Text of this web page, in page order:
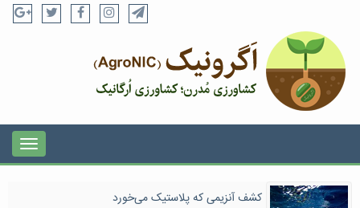
کشف آنزیمی که پلاستیک می‌خورد